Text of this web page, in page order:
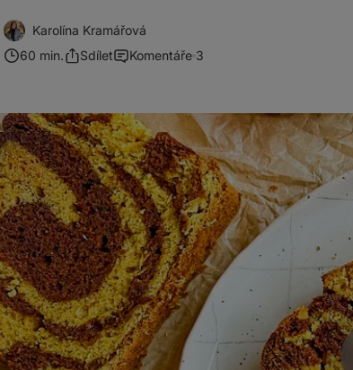
Karolína Kramářová
60 min.
Sdílet Komentáře 3